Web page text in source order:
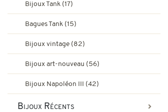
Bijoux vintage
Bijoux Napoléon III
Bijoux Tank (17)
Bagues Tank (15)
Bijoux vintage (82)
Bijoux art-nouveau (56)
Bijoux Napoléon III (42)
Bijoux Récents